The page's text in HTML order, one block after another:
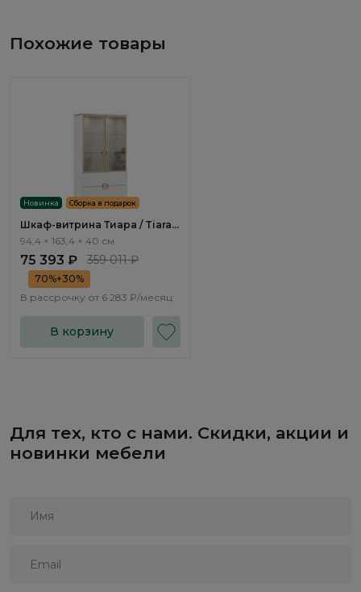
Похожие товары
Новинка Сборка в подарок
Шкаф-витрина Тиара / Tiara
RT422.1
94,4 × 163,4 × 40 см
75 393 ₽ 359 011 ₽
70%+30%
В рассрочку от 6 283 ₽/месяц
В корзину
Для тех, кто с нами. Скидки, акции и
новинки мебели